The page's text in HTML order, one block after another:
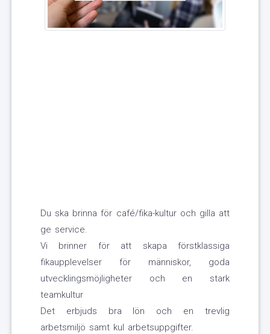
Du ska brinna för café/fika-kultur och gilla att
ge service.
Vi brinner för att skapa förstklassiga
fikaupplevelser för människor, goda
utvecklingsmöjligheter och en stark
teamkultur
Det erbjuds bra lön och en trevlig
arbetsmiljö samt kul arbetsuppgifter.